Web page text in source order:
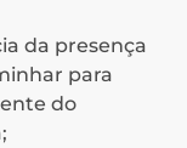
da presença
para
do